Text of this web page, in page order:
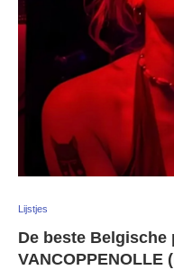
Lijstjes
De beste Belgische
VANCOPPENOLLE